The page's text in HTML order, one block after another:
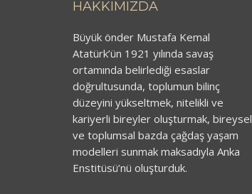
HAKKIMIZDA
Büyük önder Mustafa Kemal
Atatürk’ün 1921 yılında savaş
ortamında belirlediği esaslar
doğrultusunda, toplumun bilinç
düzeyini yükseltmek, nitelikli ve
kariyerli bireyler oluşturmak, bireysel
ve toplumsal bazda çağdaş yaşam
modelleri sunmak maksadıyla Anka
Enstitüsü’nü oluşturduk.